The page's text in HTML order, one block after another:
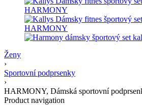
Ženy
›
Sportovní podprsenky
›
HARMONY, Dámská sportovní
Product navigation